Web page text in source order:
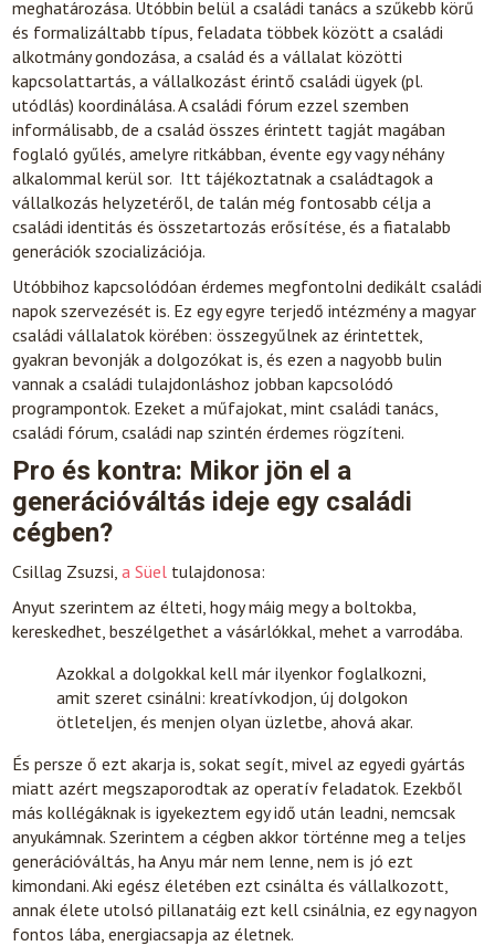
meghatározása. Utóbbin belül a családi tanács a szűkebb körű
és formalizáltabb típus, feladata többek között a családi
alkotmány gondozása, a család és a vállalat közötti
kapcsolattartás, a vállalkozást érintő családi ügyek (pl.
utódlás) koordinálása. A családi fórum ezzel szemben
informálisabb, de a család összes érintett tagját magában
foglaló gyűlés, amelyre ritkábban, évente egy vagy néhány
alkalommal kerül sor. Itt tájékoztatnak a családtagok a
vállalkozás helyzetéről, de talán még fontosabb célja a
családi identitás és összetartozás erősítése, és a fiatalabb
generációk szocializációja.
Utóbbihoz kapcsolódóan érdemes megfontolni dedikált családi
napok szervezését is. Ez egy egyre terjedő intézmény a magyar
családi vállalatok körében: összegyűlnek az érintettek,
gyakran bevonják a dolgozókat is, és ezen a nagyobb bulin
vannak a családi tulajdonláshoz jobban kapcsolódó
programpontok. Ezeket a műfajokat, mint családi tanács,
családi fórum, családi nap szintén érdemes rögzíteni.
Pro és kontra: Mikor jön el a
generációváltás ideje egy családi
cégben?
Csillag Zsuzsi,a Süel tulajdonosa:
Anyut szerintem az élteti, hogy máig megy a boltokba,
kereskedhet, beszélgethet a vásárlókkal, mehet a varrodába.
Azokkal a dolgokkal kell már ilyenkor foglalkozni,
amit szeret csinálni: kreatívkodjon, új dolgokon
ötleteljen, és menjen olyan üzletbe, ahová akar.
És persze ő ezt akarja is, sokat segít, mivel az egyedi gyártás
miatt azért megszaporodtak az operatív feladatok. Ezekből
más kollégáknak is igyekeztem egy idő után leadni, nemcsak
anyukámnak. Szerintem a cégben akkor történne meg a teljes
generációváltás, ha Anyu már nem lenne, nem is jó ezt
kimondani. Aki egész életében ezt csinálta és vállalkozott,
annak élete utolsó pillanatáig ezt kell csinálnia, ez egy nagyon
fontos lába, energiacsapja az életnek.